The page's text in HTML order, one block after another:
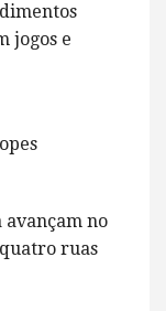
jogos e
avançam no
ruas